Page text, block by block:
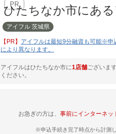
PR
ひたちなか市にあ
アイフル 茨城県
アイフルは最短9分融資も可能※申
により異なります。
アイフルはひたちなか市に1店舗ございま
ください。
お急ぎの方は、 事前にインターネッ
※申込手続き完了時点から計測